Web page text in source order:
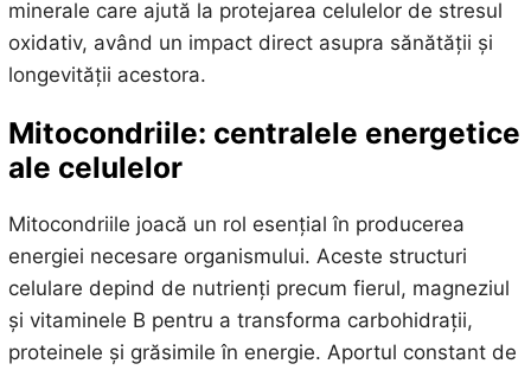
minerale care ajută la protejarea celulelor de stresul
oxidativ, având un impact direct asupra sănătății și
longevității acestora.
Mitocondriile: centralele energetice
ale celulelor
Mitocondriile joacă un rol esențial în producerea
energiei necesare organismului. Aceste structuri
celulare depind de nutrienți precum fierul, magneziul
și vitaminele B pentru a transforma carbohidrații,
proteinele și grăsimile în energie. Aportul constant de